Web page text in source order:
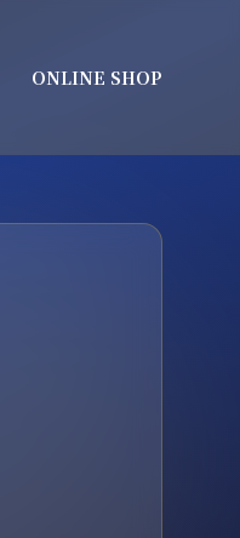
ONLINE SHOP